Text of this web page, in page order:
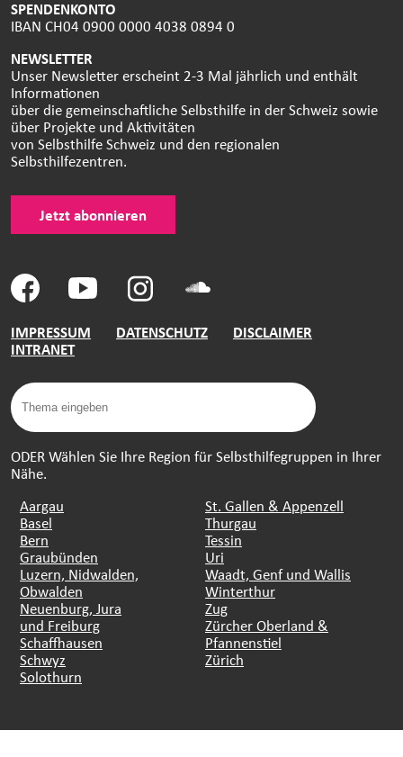
SPENDENKONTO
IBAN CH04 0900 0000 4038 0894 0
NEWSLETTER
Unser Newsletter erscheint 2-3 Mal jährlich und enthält
Informationen
über die gemeinschaftliche Selbsthilfe in der Schweiz sowie
über Projekte und Aktivitäten
von Selbsthilfe Schweiz und den regionalen
Selbsthilfezentren.
Jetzt abonnieren
IMPRESSUM DATENSCHUTZ
DISCLAIMER
INTRANET
ODER Wählen Sie Ihre Region für Selbsthilfegruppen in Ihrer
Nähe.
Aargau
Basel
Bern
Graubünden
Luzern, Nidwalden,
Obwalden
Neuenburg, Jura
und Freiburg
Schaffhausen
Schwyz
Solothurn
St. Gallen & Appenzell
Thurgau
Tessin
Uri
Waadt, Genf und Wallis
Winterthur
Zug
Zürcher Oberland &
Pfannenstiel
Zürich